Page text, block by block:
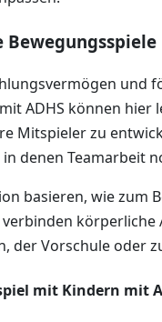
und
ADHS können
Mitspieler zu
denen Teamarbeit
basieren, wie zum
körperliche
der Vorschule oder
mit Kindern mit